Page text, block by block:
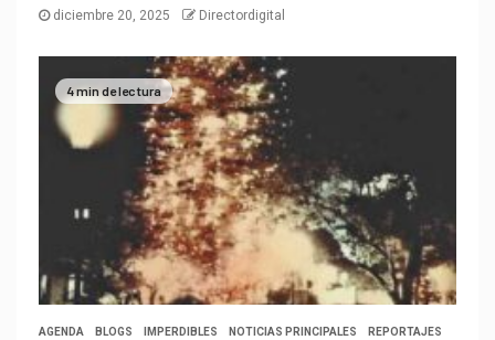
diciembre 20, 2025 Directordigital
4 min de lectura
AGENDA BLOGS IMPERDIBLES NOTICIAS PRINCIPALES REPORTAJES